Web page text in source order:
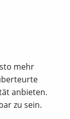
mehr
anbieten.
zu sein.